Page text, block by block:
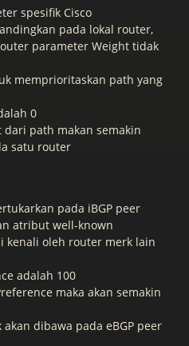
spesifik Cisco
pada lokal router,
parameter Weight tidak
memprioritaskan path yang
0
path makan semakin
satu router
pada iBGP peer
atribut well-known
kenali oleh router merk lain
adalah 100
maka akan semakin
dibawa pada eBGP peer